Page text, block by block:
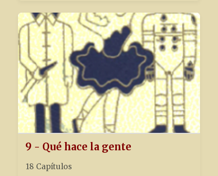
9 - Qué hace la gente
18 Capítulos